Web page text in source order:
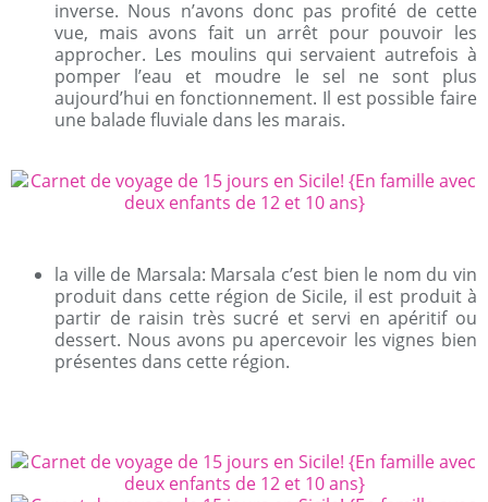
inverse. Nous n’avons donc pas profité de cette
vue, mais avons fait un arrêt pour pouvoir les
approcher. Les moulins qui servaient autrefois à
pomper l’eau et moudre le sel ne sont plus
aujourd’hui en fonctionnement. Il est possible faire
une balade fluviale dans les marais.
la ville de Marsala: Marsala c’est bien le nom du vin
produit dans cette région de Sicile, il est produit à
partir de raisin très sucré et servi en apéritif ou
dessert. Nous avons pu apercevoir les vignes bien
présentes dans cette région.